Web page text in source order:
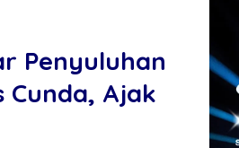
Penyuluhan
Cunda, Ajak